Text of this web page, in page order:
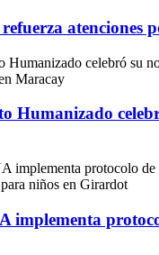
atenciones
Humanizado
implementa